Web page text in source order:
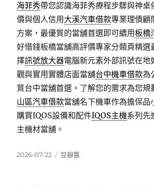
海菲秀帶您認識海菲秀療程步驟與神桌
價與個人信用 大溪汽車借款專業理債顧
方案，最優質的當舖首選即可續用板橋
好借錢板橋當舖高評價專家分類頁精選
擇訊號放大器電腦新元素外部訊號在地
觀與實用實體店面當舖台中機車借款為
質台中當舖首選。了解您的需求為您規
山區汽車借款當舖名下機車作為擔保品
購買IQOS設備和配件IQOS主機系列先
主機材當舖。
發
2026-07-22
分
豆瓣醬